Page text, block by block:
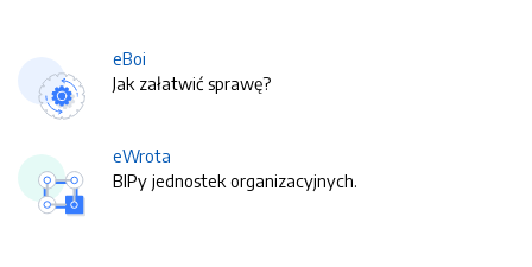
eBoi
Jak załatwić sprawę?
eWrota
BIPy jednostek organizacyjnych.